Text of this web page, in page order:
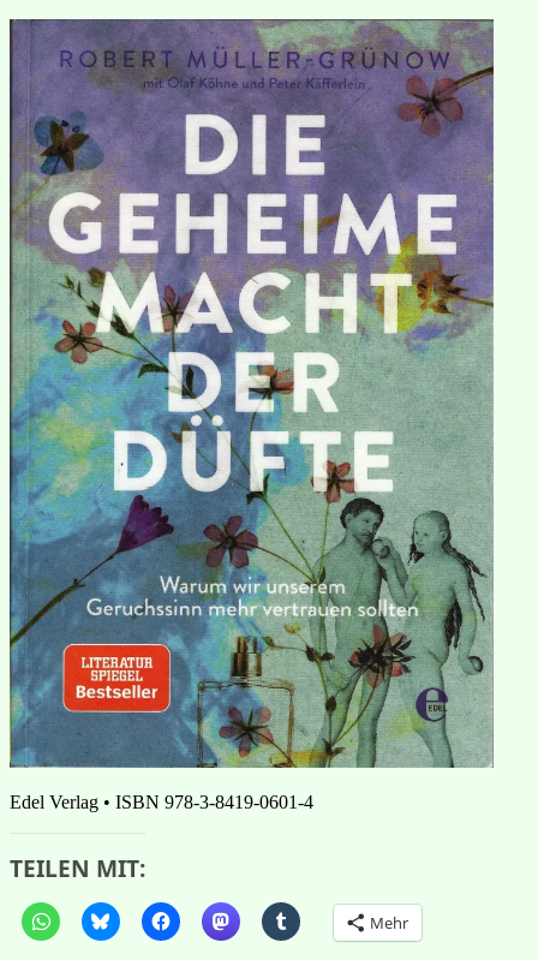
Edel Verlag • ISBN 978-3-8419-0601-4
TEILEN MIT:
Mehr